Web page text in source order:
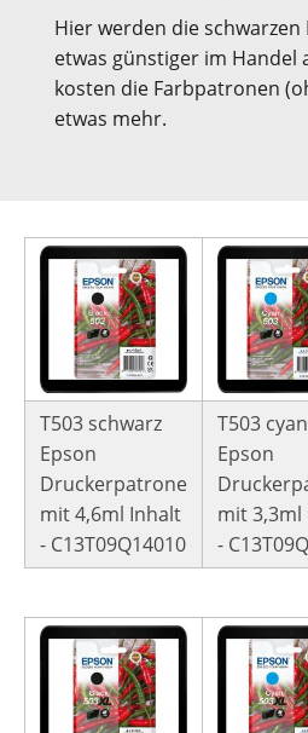
Hier werden die
etwas günstiger im Handel
kosten die Farbpatronen
etwas mehr.
T503 schwarz
Epson
Druckerpatrone
mit 4,6ml Inhalt
- C13T09Q14010
T503 cyan
Epson
mit 3,3ml
-